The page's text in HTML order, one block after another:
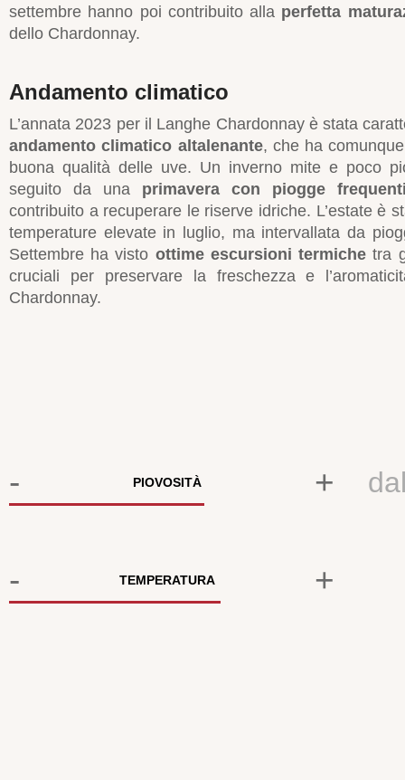
settembre hanno poi contribuito alla perfetta
dello Chardonnay.
Andamento climatico
L’annata 2023 per il Langhe Chardonnay è stata
andamento climatico altalenante, che ha
buona qualità delle uve. Un inverno mite e poco
seguito da una primavera con piogge
contribuito a recuperare le riserve idriche. L’estate è
temperature elevate in luglio, ma intervallata da
Settembre ha visto ottime escursioni termiche tra
cruciali per preservare la freschezza e
Chardonnay.
- PIOVOSITÀ +
- TEMPERATURA +